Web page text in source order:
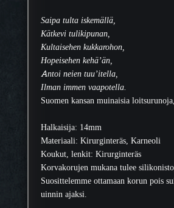
Saipa tulta iskemällä,
Kätkevi tulikipunan,
Kultaisehen kukkarohon,
Hopeisehen kehä’än,
Antoi neien tuu’itella,
Ilman immen vaapotella.
Suomen kansan muinaisia
Halkaisija: 14mm
Materiaali: Kirurginteräs, Karneoli
Koukut, lenkit: Kirurginteräs
Korvakorujen mukana tulee
Suosittelemme ottamaan korun pois
uinnin ajaksi.